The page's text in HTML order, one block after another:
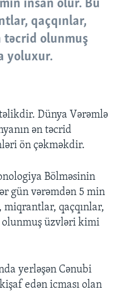
insan ölür. Bu
qaçqınlar,
təcrid olunmuş
yoluxur.
Dünya Vərəmlə
ən təcrid
ön çəkməkdir.
Bölməsinin
gün vərəmdən 5 min
miqrantlar, qaçqınlar,
olunmuş üzvləri kimi
yerləşən Cənubi
edən icması olan